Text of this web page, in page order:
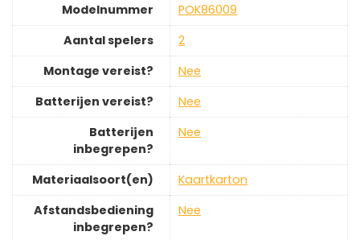
Modelnummer
‎POK86009
Aantal spelers
‎2
Montage vereist?
‎Nee
Batterijen vereist?
‎Nee
Batterijen
inbegrepen?
‎Nee
Materiaalsoort(en)
‎Kaartkarton
Afstandsbediening
inbegrepen?
‎Nee